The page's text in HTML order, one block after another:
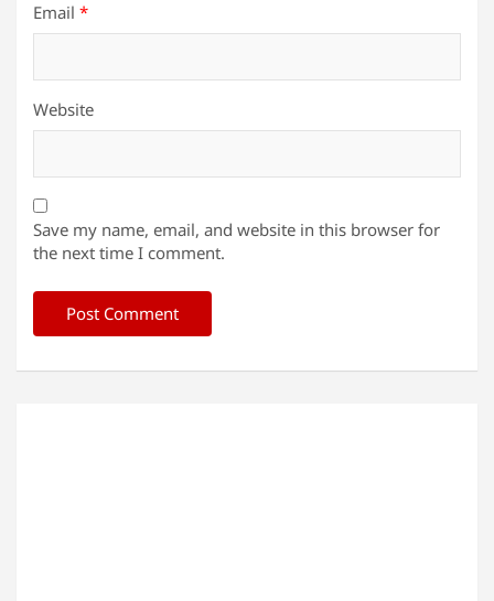
Email *
Website
Save my name, email, and website in this browser for
the next time I comment.